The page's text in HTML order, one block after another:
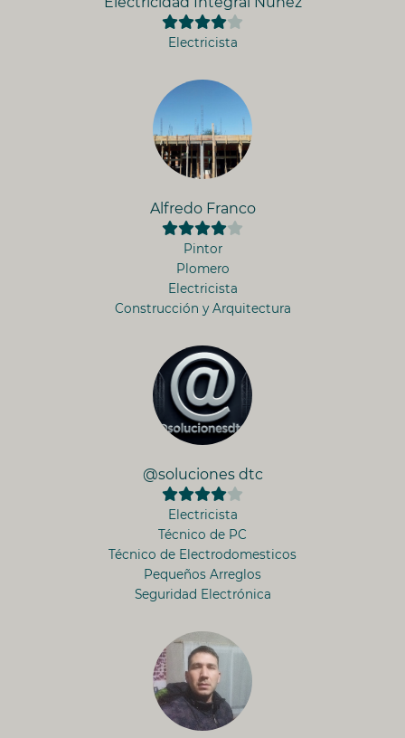
Electricista
Alfredo Franco
Pintor
Plomero
Electricista
Construcción y Arquitectura
@soluciones dtc
Electricista
Técnico de PC
Técnico de Electrodomesticos
Pequeños Arreglos
Seguridad Electrónica